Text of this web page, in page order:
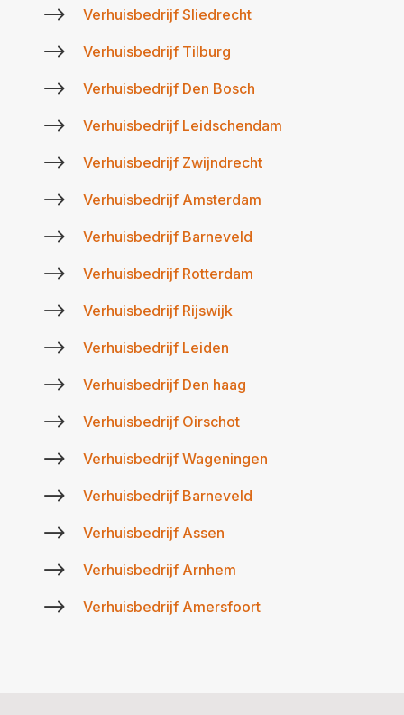
$ Verhuisbedrijf Sliedrecht
$ Verhuisbedrijf Tilburg
$ Verhuisbedrijf Den Bosch
$ Verhuisbedrijf Leidschendam
$ Verhuisbedrijf Zwijndrecht
$ Verhuisbedrijf Amsterdam
$ Verhuisbedrijf Barneveld
$ Verhuisbedrijf Rotterdam
$ Verhuisbedrijf Rijswijk
$ Verhuisbedrijf Leiden
$ Verhuisbedrijf Den haag
$ Verhuisbedrijf Oirschot
$ Verhuisbedrijf Wageningen
$ Verhuisbedrijf Barneveld
$ Verhuisbedrijf Assen
$ Verhuisbedrijf Arnhem
$ Verhuisbedrijf Amersfoort